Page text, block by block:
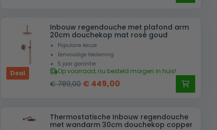
was:
€ 699,00.
is:
€ 359,00.
Inbouw regendouche met plafond arm
20cm douchekop mat rosé goud
Populaire keuze
Eenvoudige bediening
5 jaar garantie
Op voorraad, nu besteld morgen in huis!
€789,00 Oorspronkelijke
was:
€ 789,00.
€ 449,00
is:
€ 449,00.
Deal
Thermostatische Inbouw regendouche
met wandarm 30cm douchekop copper